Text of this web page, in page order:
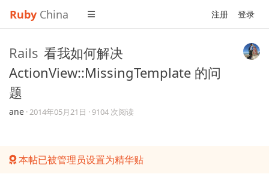
Ruby China 注册 登录
Rails 看我如何解决
ActionView::MissingTemplate 的问
题
ane ·2014年05月21日 · 9104 次阅读
本帖已被管理员设置为精华贴